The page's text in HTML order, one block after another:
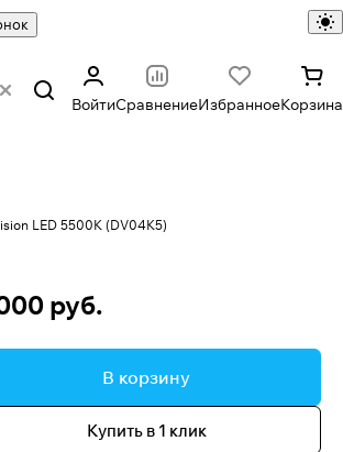
ВойтиСравнениеИзбранноеКорзина
LED 5500K (DV04K5)
руб.
В корзину
Купить в 1 клик